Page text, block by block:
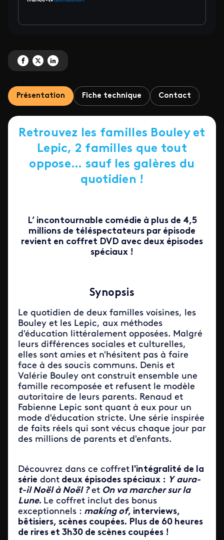
Partagez 'Fais pas ci, fais pas ça · L'intégrale des 9 saisons + 2 épisodes
Partagez 'Fais pas ci, fais pas ça · L'intégrale des 9 saisons + 2
Partagez 'Fais pas ci, fais pas ça · L'intégrale des 9 saisons + 2
Présentation Fiche technique Contact
Retrouvez les familles Bouley et
Lepic, 2 familles que tout
oppose… sauf les galères du
quotidien !
L’ incontournable comédie à plus de 4,5
millions de téléspectateurs par épisode
revient en coffret DVD avec deux épisodes
spéciaux !
Synopsis
Le quotidien de deux familles voisines, les
Bouley et les Lepic, aux méthodes
d'éducation littéralement opposées. Malgré
leurs différences sociales et culturelles,
elles sont amies et n'hésitent pas à faire
face à des soucis communs. Denis et
Valérie Bouley ont construit ensemble une
famille recomposée et refusent le modèle
autoritaire de leurs parents. Renaud et
Fabienne Lepic sont quant à eux pour un
mode d'éducation stricte. Une série inspirée
de faits réels qui sont vécus chaque jour par
des millions de parents et d'enfants.
Découvrez dans ce coffret l'intégralité de la
série dont deux épisodes spéciaux : Y aura-
t-il Noël à Noël ?et On va marcher sur la
Lune. Le coffret inclut des bonus
exceptionnels : making of, interviews,
bêtisiers, scènes coupées. Plus de 60 heures
de rires et 3h30 de scènes coupées !